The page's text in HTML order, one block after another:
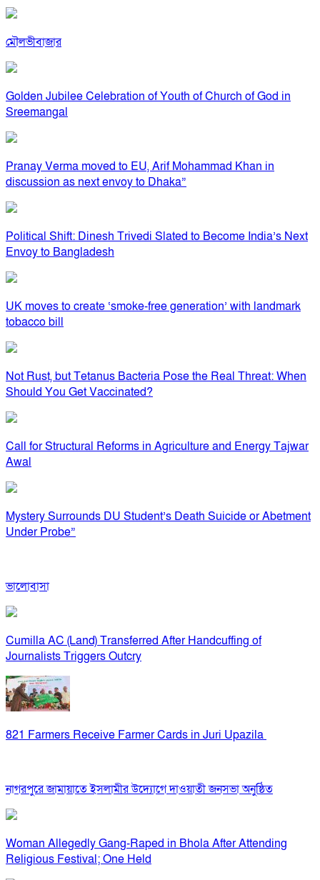
মৌলভীবাজার
Golden Jubilee Celebration of Youth of Church of God in
Sreemangal
Pranay Verma moved to EU, Arif Mohammad Khan in
discussion as next envoy to Dhaka”
Political Shift: Dinesh Trivedi Slated to Become India’s Next
Envoy to Bangladesh
UK moves to create ‘smoke-free generation’ with landmark
tobacco bill
Not Rust, but Tetanus Bacteria Pose the Real Threat: When
Should You Get Vaccinated?
Call for Structural Reforms in Agriculture and Energy Tajwar
Awal
Mystery Surrounds DU Student’s Death Suicide or Abetment
Under Probe”
ভালোবাসা
Cumilla AC (Land) Transferred After Handcuffing of
Journalists Triggers Outcry
821 Farmers Receive Farmer Cards in Juri Upazila
নাগরপুরে জামায়াতে ইসলামীর উদ্যোগে দাওয়াতী জনসভা অনুষ্ঠিত
Woman Allegedly Gang-Raped in Bhola After Attending
Religious Festival; One Held